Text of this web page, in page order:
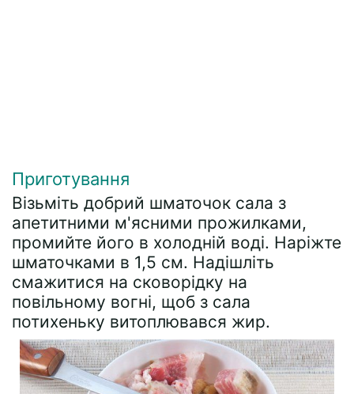
Приготування
Візьміть добрий шматочок сала з
апетитними м'ясними прожилками,
промийте його в холодній воді. Наріжте
шматочками в 1,5 см. Надішліть
смажитися на сковорідку на
повільному вогні, щоб з сала
потихеньку витоплювався жир.